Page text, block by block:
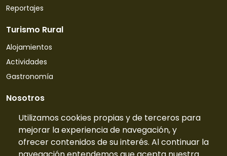
Utilizamos cookies propias y de terceros para
mejorar la experiencia de navegación, y
ofrecer contenidos de su interés. Al continuar la
Reportajes
Turismo Rural
Alojamientos
Actividades
Gastronomía
Nosotros
Quiénes somos
Contacto
Tarifas